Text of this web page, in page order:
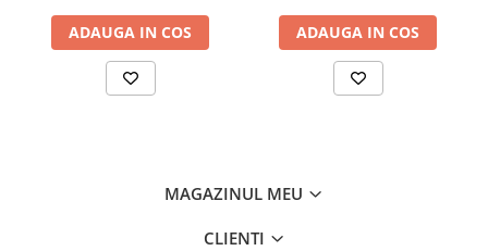
ADAUGA IN COS ADAUGA IN COS
MAGAZINUL MEU
CLIENTI